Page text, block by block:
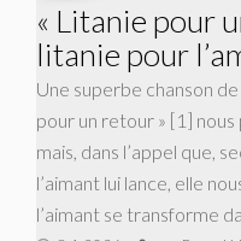
« Litanie pour
litanie pour
Une superbe chanson
pour un retour » [1]
mais, dans l’appel que,
l’aimant lui lance, elle
l’aimant se transforme